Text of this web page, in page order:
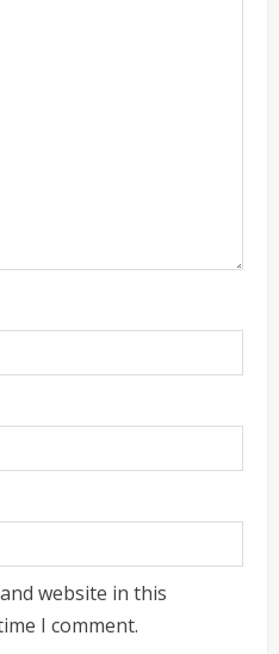
website in this
I comment.